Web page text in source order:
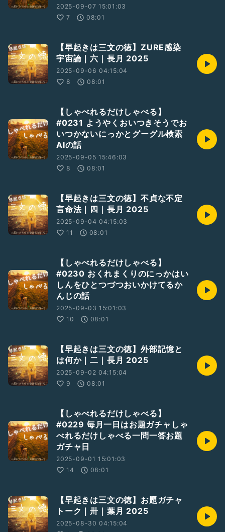
2025-09-07 15:01:03
7
08:01
【早起きは三文の徳】ZURE感染
宇宙論｜六｜長月 2025
2025-09-06 04:15:04
8
08:01
【しゃべれるだけしゃべる】
#0231 ようやくおいつきそうでお
いつかないにっかとグーグル検索
AIの話
2025-09-05 15:46:03
8
08:01
【早起きは三文の徳】不貞な不定
言命法｜四｜長月 2025
2025-09-04 04:15:03
11
08:01
【しゃべれるだけしゃべる】
#0230 おくれまくりのにっかはい
しんをひとつづつおいかけてるか
んじの話
2025-09-03 15:01:03
10
08:01
【早起きは三文の徳】外部記憶と
は何か｜二｜長月 2025
2025-09-02 04:15:04
9
08:01
【しゃべれるだけしゃべる】
#0229 毎月一日はお題ガチャしゃ
べれるだけしゃべる一問一答お題
ガチャ日
2025-09-01 15:01:03
14
08:01
【早起きは三文の徳】お題ガチャ
トーク｜卅｜葉月 2025
2025-08-30 04:15:04